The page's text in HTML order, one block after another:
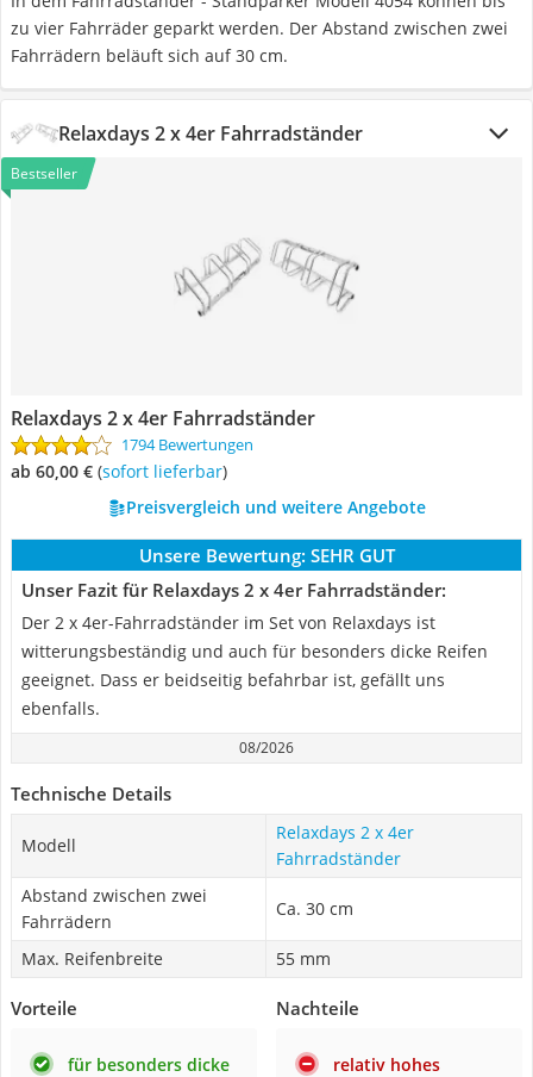
zu vier Fahrräder geparkt werden. Der Abstand zwischen zwei
Fahrrädern beläuft sich auf 30 cm.
Relaxdays 2 x 4er Fahrradständer
Bestseller
Relaxdays 2 x 4er Fahrradständer
1794 Bewertungen
ab 60,00 € ( Sofort lieferbar)
Preisvergleich und weitere Angebote
Unsere Bewertung: SEHR GUT
Unser Fazit für Relaxdays 2 x 4er Fahrradständer:
Der 2 x 4er-Fahrradständer im Set von Relaxdays ist
witterungsbeständig und auch für besonders dicke Reifen
geeignet. Dass er beidseitig befahrbar ist, gefällt uns
ebenfalls.
08/2026
Technische Details
Modell
Relaxdays 2 x 4er
Fahrradständer
Abstand zwischen zwei
Fahrrädern
Ca. 30 cm
Max. Reifenbreite 55 mm
Vorteile
für besonders dicke
Nachteile
relativ hohes